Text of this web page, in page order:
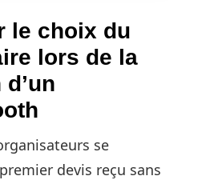
le choix du
lors de la
se
devis reçu sans